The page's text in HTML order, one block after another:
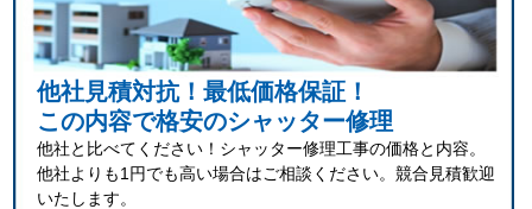
他社見積対抗！最低価格保証！
この内容で格安のシャッター修理
他社と比べてください！シャッター修理工事の価格と内容。
他社よりも1円でも高い場合はご相談ください。競合見積歓迎
いたします。